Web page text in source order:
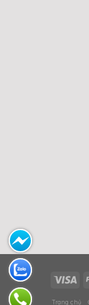
Trang chủ